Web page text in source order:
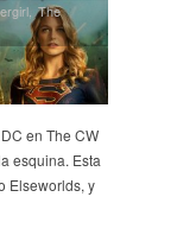
,The
en The CW
esquina. Esta
Elseworlds, y